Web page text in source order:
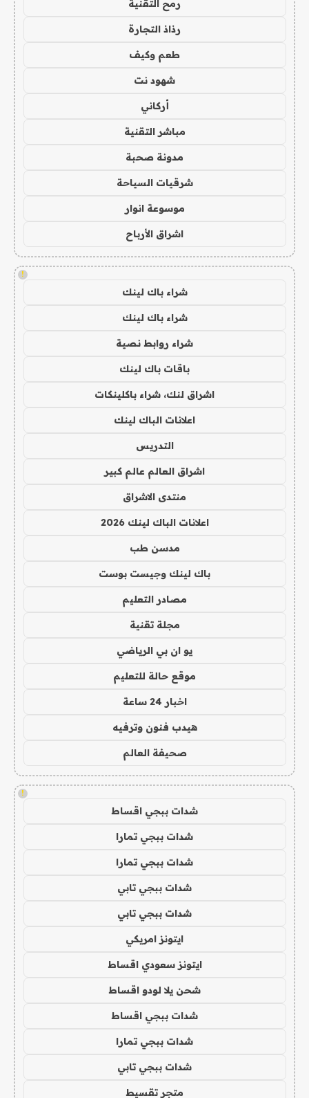
رمح التقنية
رذاذ التجارة
طعم وكيف
شهود نت
أركاني
مباشر التقنية
مدونة صحبة
شرقيات السياحة
موسوعة انوار
اشراق الأرباح
!
شراء باك لينك
شراء باك لينك
شراء روابط نصية
باقات باك لينك
اشراق لنك، شراء باكلينكات
اعلانات الباك لينك
التدريس
اشراق العالم عالم كبير
منتدى الاشراق
اعلانات الباك لينك 2026
مدسن طب
باك لينك وجيست بوست
مصادر التعليم
مجلة تقنية
يو ان بي الرياضي
موقع حالة للتعليم
اخبار 24 ساعة
هيدب فنون وترفيه
صحيفة العالم
!
شدات ببجي اقساط
شدات ببجي تمارا
شدات ببجي تمارا
شدات ببجي تابي
شدات ببجي تابي
ايتونز امريكي
ايتونز سعودي اقساط
شحن يلا لودو اقساط
شدات ببجي اقساط
شدات ببجي تمارا
شدات ببجي تابي
متجر تقسيط